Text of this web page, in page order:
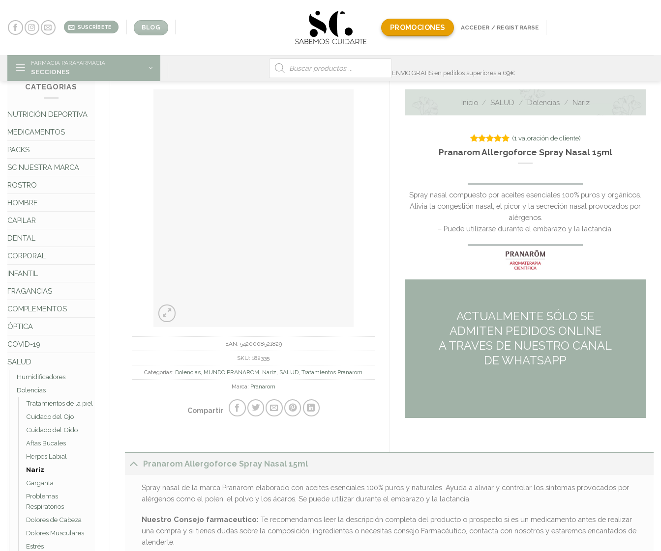
content
SUSCRÍBETE BLOG PROMOCIONES ACCEDER / REGISTRARSE
FARMACIA PARAFARMACIA
SECCIONES
Búsqueda
de
productos
ENVIO GRATIS en pedidos superiores a 69€
CATEGORIAS
NUTRICIÓN DEPORTIVA
MEDICAMENTOS
PACKS
SC NUESTRA MARCA
ROSTRO
HOMBRE
CAPILAR
DENTAL
CORPORAL
INFANTIL
FRAGANCIAS
COMPLEMENTOS
ÓPTICA
COVID-19
SALUD
Humidificadores
Dolencias
Tratamientos de la piel
Cuidado del Ojo
Cuidado del Oido
Aftas Bucales
Herpes Labial
Nariz
Garganta
Problemas
Respiratorios
Dolores de Cabeza
Dolores Musculares
Estrés
EAN: 5420008521829
SKU:182335
Categorías: Dolencias, MUNDO PRANAROM, Nariz, SALUD,Tratamientos Pranarom
Marca: Pranarom
Compartir
Inicio / SALUD / Dolencias / Nariz
Valorado
con 5.00
1
cliente
(1 valoración de cliente)
Pranarom Allergoforce Spray Nasal 15ml
Spray nasal compuesto por aceites esenciales 100% puros y orgánicos.
Alivia la congestión nasal, el picor y la secreción nasal provocados por
alérgenos.
– Puede utilizarse durante el embarazo y la lactancia.
ACTUALMENTE SÓLO SE
ADMITEN PEDIDOS ONLINE
A TRAVES DE NUESTRO CANAL
DE WHATSAPP
Pranarom Allergoforce Spray Nasal 15ml
Spray nasal de la marca Pranarom elaborado con aceites esenciales 100% puros y naturales. Ayuda a aliviar y controlar los síntomas provocados por
alérgenos como el polen, el polvo y los ácaros. Se puede utilizar durante el embarazo y la lactancia.
Nuestro Consejo farmaceutico: Te recomendamos leer la descripción completa del producto o prospecto si es un medicamento antes de realizar
una compra y si tienes dudas sobre la composición, ingredientes o necesitas consejo Farmacéutico, contacta con nosotros y estaremos encantados de
atenderte.